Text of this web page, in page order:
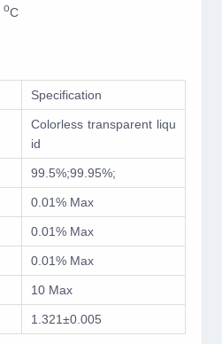
oC
Specification
Colorless transparent liqu
id
99.5%;99.95%;
0.01% Max
0.01% Max
0.01% Max
10 Max
1.321±0.005